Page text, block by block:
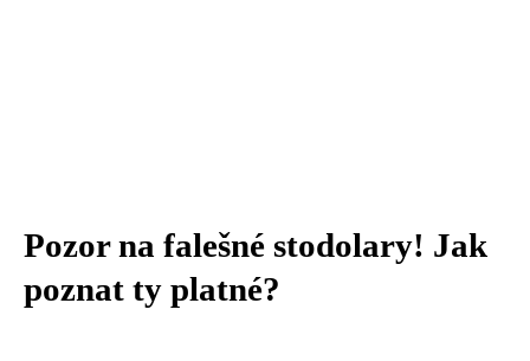
Pozor na falešné stodolary! Jak
poznat ty platné?